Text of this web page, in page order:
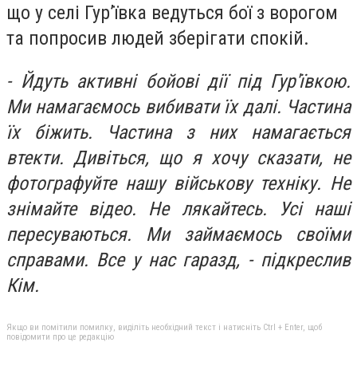
що у селі Гур’ївка ведуться бої з ворогом
та попросив людей зберігати спокій.
- Йдуть активні бойові дії під Гур'ївкою.
Ми намагаємось вибивати їх далі. Частина
їх біжить. Частина з них намагається
втекти. Дивіться, що я хочу сказати, не
фотографуйте нашу військову техніку. Не
знімайте відео. Не лякайтесь. Усі наші
пересуваються. Ми займаємось своїми
справами. Все у нас гаразд, - підкреслив
Кім.
Якщо ви помітили помилку, виділіть необхідний текст і натисніть Ctrl + Enter, щоб
повідомити про це редакцію